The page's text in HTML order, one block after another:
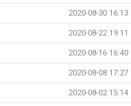
2020-08-30 16:13
2020-08-22 19:11
2020-08-16 16:40
2020-08-08 17:27
2020-08-02 15:14